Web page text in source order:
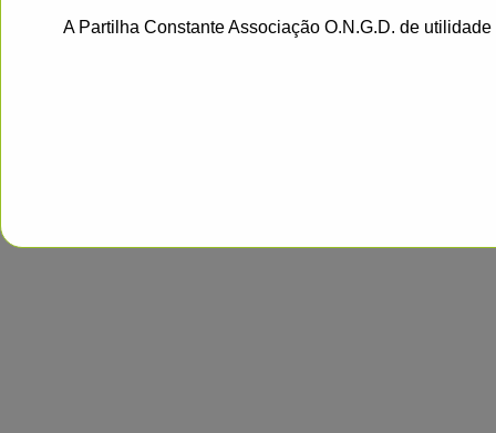
A Partilha Constante Associação O.N.G.D. de